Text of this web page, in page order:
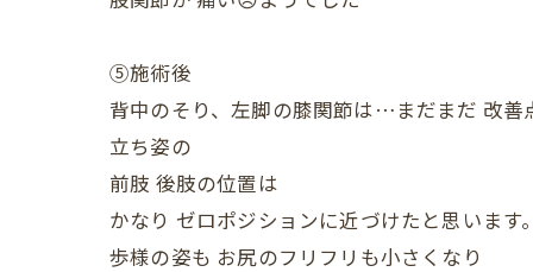
⑤施術後
背中のそり、左脚の膝関節は…まだまだ 改善
立ち姿の
前肢 後肢の位置は
かなり ゼロポジションに近づけたと思います。
歩様の姿も お尻のフリフリも小さくなり